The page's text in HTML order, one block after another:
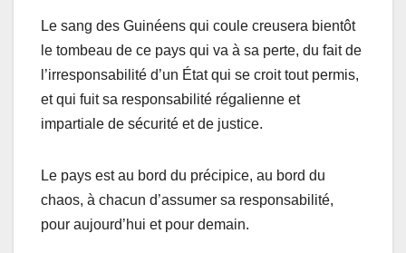
Le sang des Guinéens qui coule creusera bientôt
le tombeau de ce pays qui va à sa perte, du fait de
l’irresponsabilité d’un État qui se croit tout permis,
et qui fuit sa responsabilité régalienne et
impartiale de sécurité et de justice.
Le pays est au bord du précipice, au bord du
chaos, à chacun d’assumer sa responsabilité,
pour aujourd’hui et pour demain.